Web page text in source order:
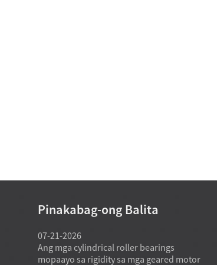
Pinakabag-ong Balita
07-21-2026
Ang mga cylindrical roller bearings
mopaayo sa rigidity sa mga geared motor